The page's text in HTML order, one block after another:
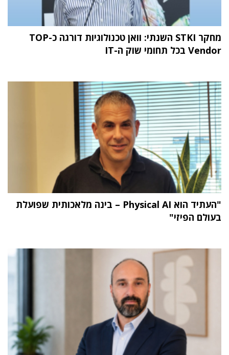
מחקר STKI השנתי: וואן טכנולוגיות דורגה כ-TOP
Vendor בכל תחומי שוק ה-IT
"העתיד הוא Physical AI – בינה מלאכותית שפועלת
בעולם הפיזי"